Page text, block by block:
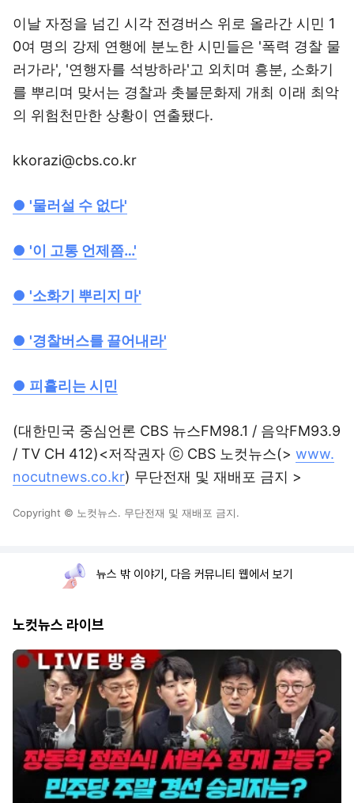
이날 자정을 넘긴 시각 전경버스 위로 올라간 시민 1
0여 명의 강제 연행에 분노한 시민들은 '폭력 경찰 물
러가라', '연행자를 석방하라'고 외치며 흥분, 소화기
를 뿌리며 맞서는 경찰과 촛불문화제 개최 이래 최악
의 위험천만한 상황이 연출됐다.
kkorazi@cbs.co.kr
● '물러설 수 없다'
● '이 고통 언제쯤…'
● '소화기 뿌리지 마'
● '경찰버스를 끌어내라'
● 피흘리는 시민
(대한민국 중심언론 CBS 뉴스FM98.1 / 음악FM93.9
/ TV CH 412)<저작권자 ⓒ CBS 노컷뉴스(> www.
nocutnews.co.kr) 무단전재 및 재배포 금지 >
Copyright © 노컷뉴스. 무단전재 및 재배포 금지.
뉴스 밖 이야기, 다음 커뮤니티 웹에서 보기
노컷뉴스 라이브